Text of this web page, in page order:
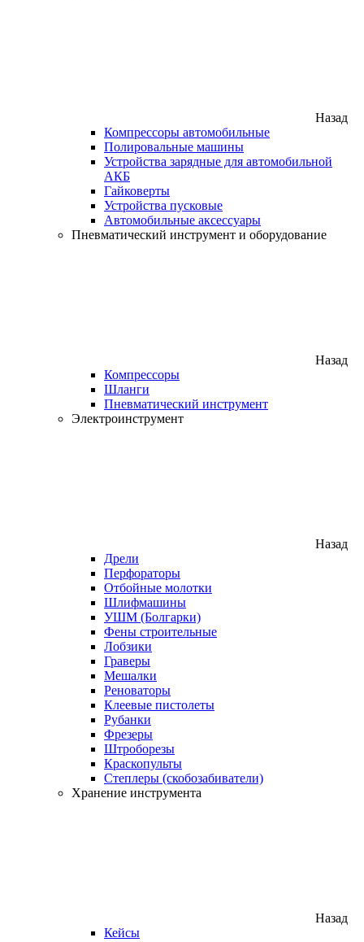
Назад
Компрессоры автомобильные
Полировальные машины
Устройства зарядные для автомобильной
АКБ
Гайковерты
Устройства пусковые
Автомобильные аксессуары
Пневматический инструмент и оборудование
Назад
Компрессоры
Шланги
Пневматический инструмент
Электроинструмент
Назад
Дрели
Перфораторы
Отбойные молотки
Шлифмашины
УШМ (Болгарки)
Фены строительные
Лобзики
Граверы
Мешалки
Реноваторы
Клеевые пистолеты
Рубанки
Фрезеры
Штроборезы
Краскопульты
Степлеры (скобозабиватели)
Хранение инструмента
Назад
Кейсы